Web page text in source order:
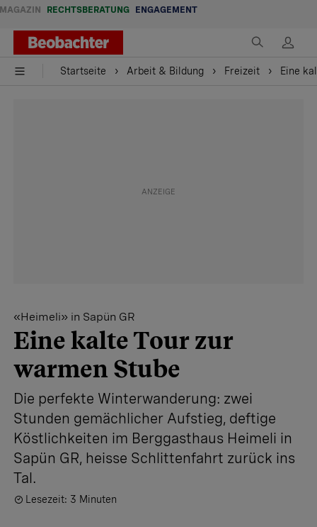
MAGAZIN RECHTSBERATUNG ENGAGEMENT
Startseite Arbeit & Bildung Freizeit Eine
«Heimeli» in Sapün GR
Eine kalte Tour zur
warmen Stube
Die perfekte Winterwanderung: zwei
Stunden gemächlicher Aufstieg, deftige
Köstlichkeiten im Berggasthaus Heimeli in
Sapün GR, heisse Schlittenfahrt zurück ins
Tal.
Lesezeit: 3 Minuten